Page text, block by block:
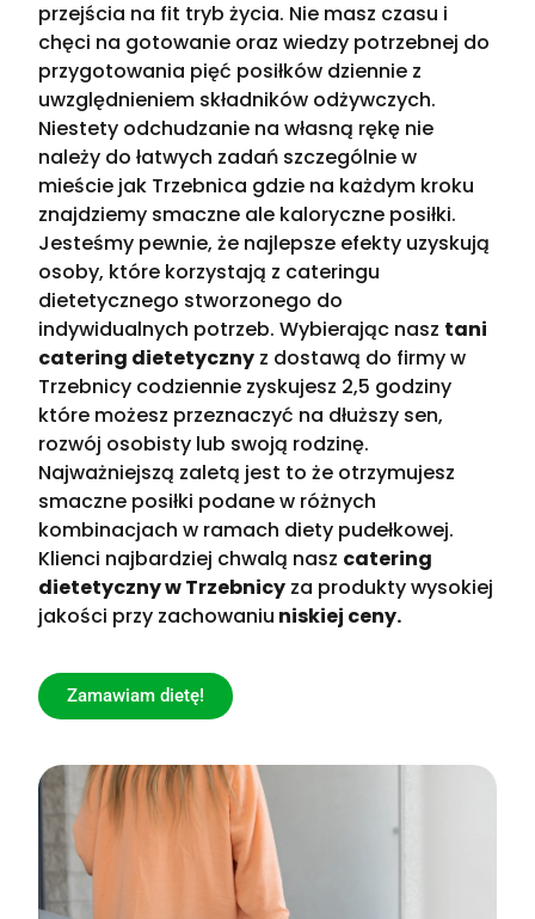
przejścia na fit tryb życia. Nie masz czasu i
chęci na gotowanie oraz wiedzy potrzebnej do
przygotowania pięć posiłków dziennie z
uwzględnieniem składników odżywczych.
Niestety odchudzanie na własną rękę nie
należy do łatwych zadań szczególnie w
mieście jak Trzebnica gdzie na każdym kroku
znajdziemy smaczne ale kaloryczne posiłki.
Jesteśmy pewnie, że najlepsze efekty uzyskują
osoby, które korzystają z cateringu
dietetycznego stworzonego do
indywidualnych potrzeb. Wybierając nasz tani
catering dietetyczny z dostawą do firmy w
Trzebnicy codziennie zyskujesz 2,5 godziny
które możesz przeznaczyć na dłuższy sen,
rozwój osobisty lub swoją rodzinę.
Najważniejszą zaletą jest to że otrzymujesz
smaczne posiłki podane w różnych
kombinacjach w ramach diety pudełkowej.
Klienci najbardziej chwalą nasz catering
dietetyczny w Trzebnicy za produkty wysokiej
jakości przy zachowaniu niskiej ceny.
Zamawiam dietę!